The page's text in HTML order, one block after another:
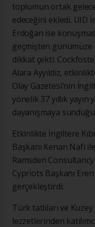
toplumun ortak
edeceğini ekledi. UID
Erdoğan ise
geçmişten günümüze
dikkat çekti.
Alara Ayyıldız,
Olay Gazetesi’nin
yönelik 37 yıllık
dayanışmaya
Etkinlikte İngiltere
Başkanı Kenan Nafi
Ramsden
Cypriots Başkanı
gerçekleştirdi.
Türk tatlıları ve
lezzetlerinden